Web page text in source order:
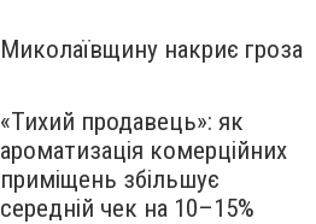
Миколаївщину накриє гроза
«Тихий продавець»: як
ароматизація комерційних
приміщень збільшує
середній чек на 10–15%